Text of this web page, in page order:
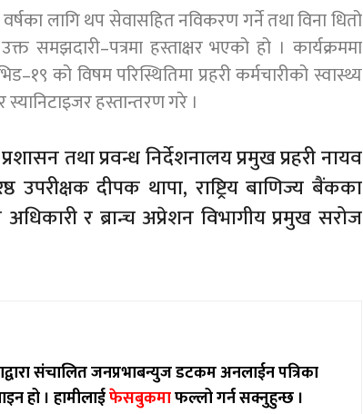
लागि थप सेवासहित नविकरण गर्ने तथा विना धितो
समझदारी–पत्रमा हस्ताक्षर भएको हो । कार्यक्रममा
को विषम परिस्थितिमा प्रहरी कर्मचारीको स्वास्थ्य
हस्तान्तरण गरे ।
तथा प्रवन्ध निर्देशनालय प्रमुख प्रहरी नायव
उपरीक्षक दीपक थापा, राष्ट्रिय बाणिज्य बैंकका
र ब्रान्च अप्रेशन विभागीय प्रमुख सरोज
संचालित जनप्रभाबन्युज डटकम अनलाईन पत्रिका
हो ।हामीलाईफेसबुकमाफल्लो गर्न सक्नुहुन्छ ।